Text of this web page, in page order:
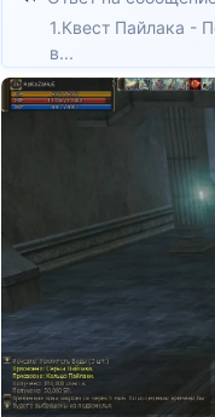
1.Квест Пайлака -
в...